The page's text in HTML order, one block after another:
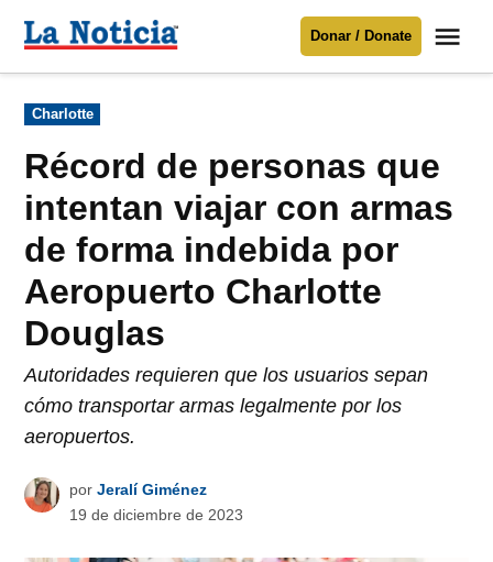
Para mantenerte informado necesitamos
Donar
contenido
Noticia
Donar / Donate
Publicado
en
Charlotte
Récord de personas que
intentan viajar con armas
de forma indebida por
Aeropuerto Charlotte
Douglas
Autoridades requieren que los usuarios sepan
cómo transportar armas legalmente por los
aeropuertos.
por Jeralí Giménez
19 de diciembre de 2023